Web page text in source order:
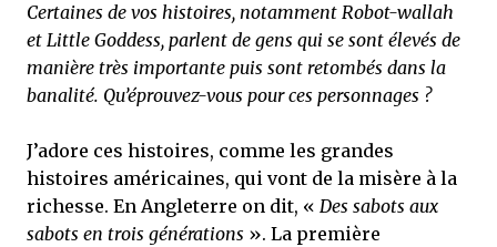
Certaines de vos histoires, notamment Robot-wallah
et Little Goddess, parlent de gens qui se sont élevés de
manière très importante puis sont retombés dans la
banalité. Qu’éprouvez-vous pour ces personnages ?
J’adore ces histoires, comme les grandes
histoires américaines, qui vont de la misère à la
richesse. En Angleterre on dit, « Des sabots aux
sabots en trois générations ». La première